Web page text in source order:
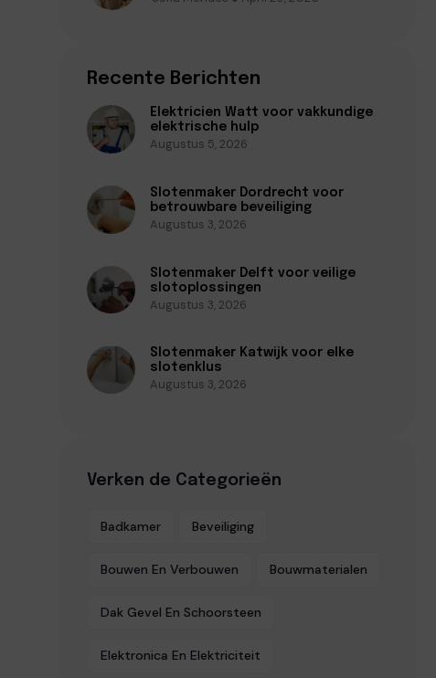
Recente Berichten
Elektricien Watt voor vakkundige
elektrische hulp
Augustus 5, 2026
Slotenmaker Dordrecht voor
betrouwbare beveiliging
Augustus 3, 2026
Slotenmaker Delft voor veilige
slotoplossingen
Augustus 3, 2026
Slotenmaker Katwijk voor elke
slotenklus
Augustus 3, 2026
Verken de Categorieën
Badkamer Beveiliging
Bouwen En Verbouwen Bouwmaterialen
Dak Gevel En Schoorsteen
Elektronica En Elektriciteit